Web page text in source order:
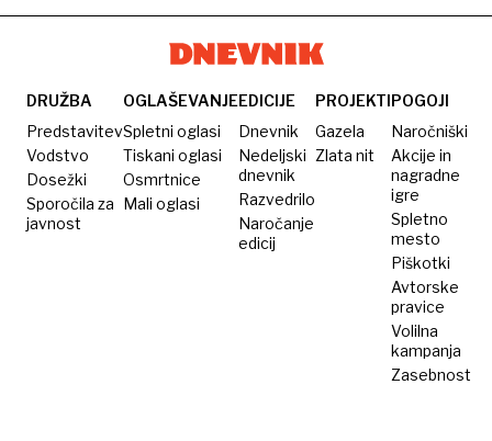
DRUŽBA
Predstavitev
Vodstvo
Dosežki
Sporočila za
javnost
OGLAŠEVANJE
Spletni oglasi
Tiskani oglasi
Osmrtnice
Mali oglasi
EDICIJE
Dnevnik
Nedeljski
dnevnik
Razvedrilo
Naročanje
edicij
PROJEKTI
Gazela
Zlata nit
POGOJI
Naročniški
Akcije in
nagradne
igre
Spletno
mesto
Piškotki
Avtorske
pravice
Volilna
kampanja
Zasebnost